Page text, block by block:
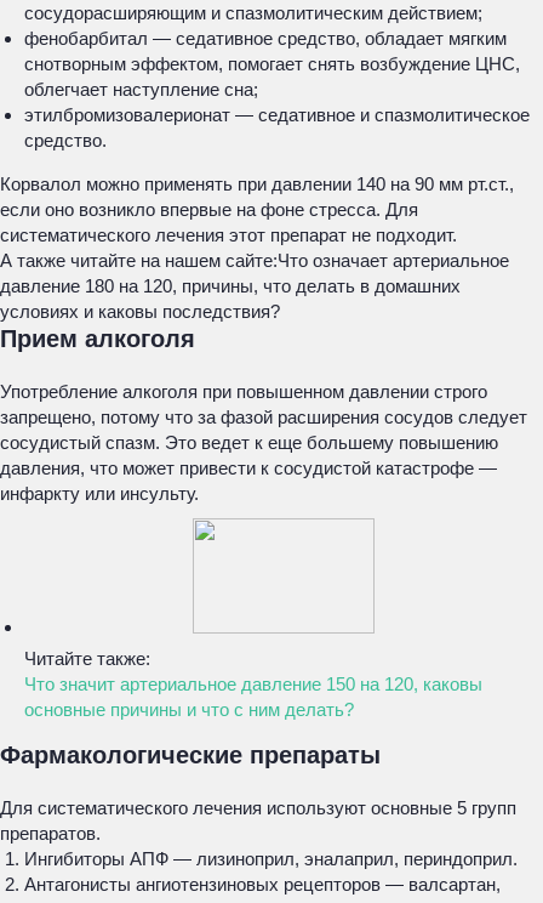
сосудорасширяющим и спазмолитическим действием;
фенобарбитал — седативное средство, обладает мягким
снотворным эффектом, помогает снять возбуждение ЦНС,
облегчает наступление сна;
этилбромизовалерионат — седативное и спазмолитическое
средство.
Корвалол можно применять при давлении 140 на 90 мм рт.ст.,
если оно возникло впервые на фоне стресса. Для
систематического лечения этот препарат не подходит.
А также читайте на нашем сайте:Что означает артериальное
давление 180 на 120, причины, что делать в домашних
условиях и каковы последствия?
Прием алкоголя
Употребление алкоголя при повышенном давлении строго
запрещено, потому что за фазой расширения сосудов следует
сосудистый спазм. Это ведет к еще большему повышению
давления, что может привести к сосудистой катастрофе —
инфаркту или инсульту.
Читайте также:
Что значит артериальное давление 150 на 120, каковы
основные причины и что с ним делать?
Фармакологические препараты
Для систематического лечения используют основные 5 групп
препаратов.
Ингибиторы АПФ — лизиноприл, эналаприл, периндоприл.
Антагонисты ангиотензиновых рецепторов — валсартан,